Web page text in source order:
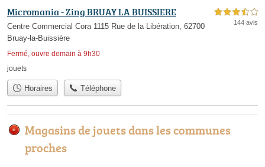
Micromania - Zing BRUAY LA BUISSIERE
Centre Commercial Cora 1115 Rue de la Libération, 62700
Bruay-la-Buissière
Fermé, ouvre demain à 9h30
3,5 étoiles sur 5
144 avis
jouets
Horaires Téléphone
Magasins de jouets dans les communes
proches